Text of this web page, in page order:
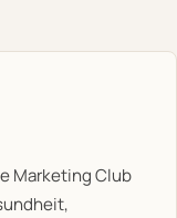
Marketing Club